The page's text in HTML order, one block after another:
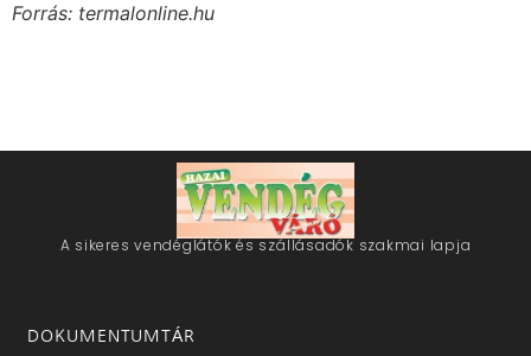
Forrás: termalonline.hu
A sikeres vendéglátók és szállásadók szakmai lapja
DOKUMENTUMTÁR